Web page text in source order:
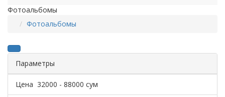
Фотоальбомы
Фотоальбомы
Параметры
Цена 32000 - 88000 сум